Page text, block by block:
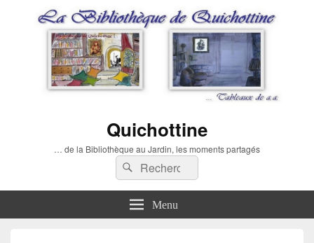
Quichottine
… de la Bibliothèque au Jardin, les moments partagés
Recherche :
Rechercher
Menu